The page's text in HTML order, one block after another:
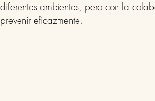
diferentes ambientes, pero con la
prevenir eficazmente.